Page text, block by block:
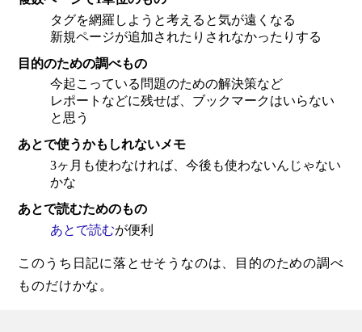
タグを網羅しようと考えると気が遠くなる
新規ページが追加されたりされなかったりする
目的のための調べもの
今起こっている問題のための解決策など
レポートなどに残せば、ブックマークはいらない
と思う
あとで使うかもしれないメモ
3ヶ月も使わなければ、今後も使わないんじゃない
かな
あとで読むためのもの
あとで読むが便利
このうち日記に落とせそうなのは、目的のための調べ
ものだけかな。